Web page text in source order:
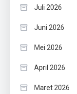
Juli 2026
Juni 2026
Mei 2026
April 2026
Maret 2026